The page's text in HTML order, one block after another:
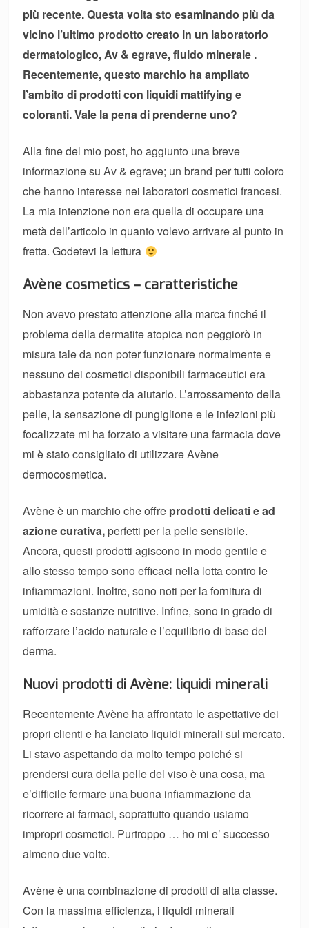
più recente. Questa volta sto esaminando più da
vicino l’ultimo prodotto creato in un laboratorio
dermatologico, Av & egrave, fluido minerale .
Recentemente, questo marchio ha ampliato
l’ambito di prodotti con liquidi mattifying e
coloranti. Vale la pena di prenderne uno?
Alla fine del mio post, ho aggiunto una breve
informazione su Av & egrave; un brand per tutti coloro
che hanno interesse nei laboratori cosmetici francesi.
La mia intenzione non era quella di occupare una
metà dell’articolo in quanto volevo arrivare al punto in
fretta. Godetevi la lettura
Avène cosmetics – caratteristiche
Non avevo prestato attenzione alla marca finché il
problema della dermatite atopica non peggiorò in
misura tale da non poter funzionare normalmente e
nessuno dei cosmetici disponibili farmaceutici era
abbastanza potente da aiutarlo. L’arrossamento della
pelle, la sensazione di pungiglione e le infezioni più
focalizzate mi ha forzato a visitare una farmacia dove
mi è stato consigliato di utilizzare Avène
dermocosmetica.
Avène è un marchio che offre prodotti delicati e ad
azione curativa, perfetti per la pelle sensibile.
Ancora, questi prodotti agiscono in modo gentile e
allo stesso tempo sono efficaci nella lotta contro le
infiammazioni. Inoltre, sono noti per la fornitura di
umidità e sostanze nutritive. Infine, sono in grado di
rafforzare l’acido naturale e l’equilibrio di base del
derma.
Nuovi prodotti di Avène: liquidi minerali
Recentemente Avène ha affrontato le aspettative dei
propri clienti e ha lanciato liquidi minerali sul mercato.
Li stavo aspettando da molto tempo poiché si
prendersi cura della pelle del viso è una cosa, ma
e’difficile fermare una buona infiammazione da
ricorrere ai farmaci, soprattutto quando usiamo
impropri cosmetici. Purtroppo … ho mi e’ successo
almeno due volte.
Avène è una combinazione di prodotti di alta classe.
Con la massima efficienza, i liquidi minerali